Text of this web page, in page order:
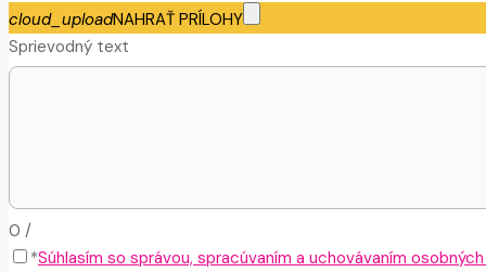
cloud_uploadNAHRAŤ PRÍLOHY
Sprievodný text
0 /
*Súhlasím so správou, spracúvaním a uchovávaním